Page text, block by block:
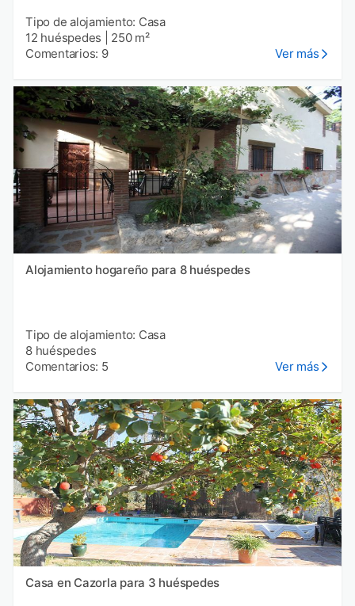
Tipo de alojamiento: Casa
12 huéspedes
250 m²
Comentarios: 9
Ver más
Alojamiento hogareño para 8 huéspedes
Tipo de alojamiento: Casa
8 huéspedes
Comentarios: 5
Ver más
Casa en Cazorla para 3 huéspedes